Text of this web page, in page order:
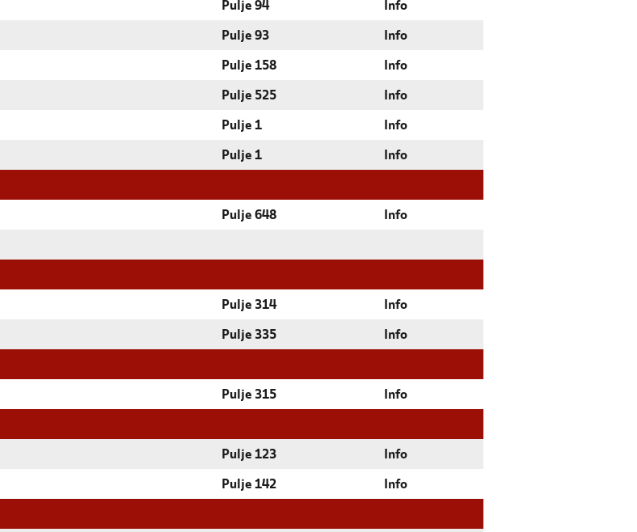
Pulje 94 Info
Pulje 93 Info
Pulje 158 Info
Pulje 525 Info
Pulje 1 Info
Pulje 1 Info
Pulje 648 Info
Pulje 314 Info
Pulje 335 Info
Pulje 315 Info
Pulje 123 Info
Pulje 142 Info